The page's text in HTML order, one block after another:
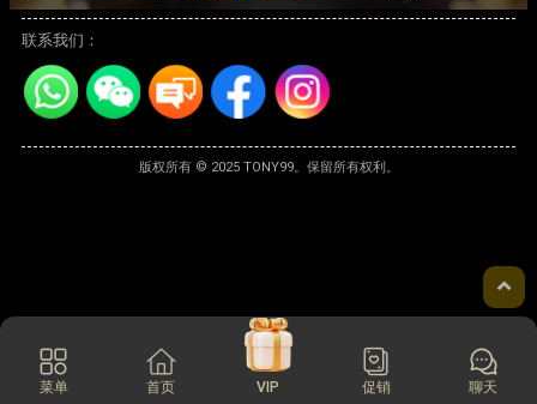
联系我们：
版权所有 © 2025 TONY99。保留所有权利。
菜单 首页 VIP 促销 聊天